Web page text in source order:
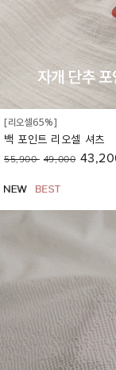
[리오셀65%]
백 포인트 리오셀 셔츠
55,900 49,000